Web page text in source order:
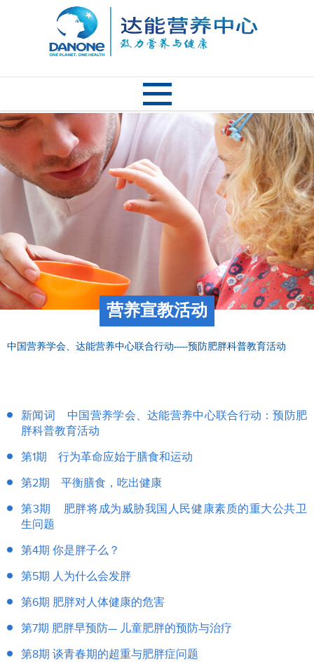
营养宣教活动
中国营养学会、达能营养中心联合行动-----预防肥胖科普教育活动
新闻词 中国营养学会、达能营养中心联合行动：预防肥
胖科普教育活动
第1期 行为革命应始于膳食和运动
第2期 平衡膳食，吃出健康
第3期 肥胖将成为威胁我国人民健康素质的重大公共卫
生问题
第4期 你是胖子么？
第5期 人为什么会发胖
第6期 肥胖对人体健康的危害
第7期 肥胖早预防— 儿童肥胖的预防与治疗
第8期 谈青春期的超重与肥胖症问题